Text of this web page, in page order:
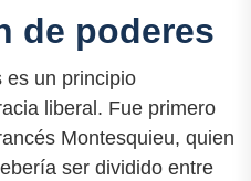
de poderes
es un principio
liberal. Fue primero
Montesquieu, quien
ser dividido entre